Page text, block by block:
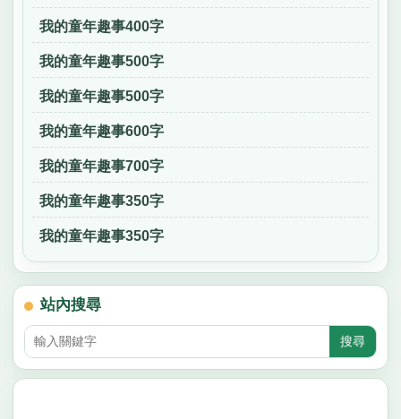
我的童年趣事400字
我的童年趣事500字
我的童年趣事500字
我的童年趣事600字
我的童年趣事700字
我的童年趣事350字
我的童年趣事350字
站內搜尋